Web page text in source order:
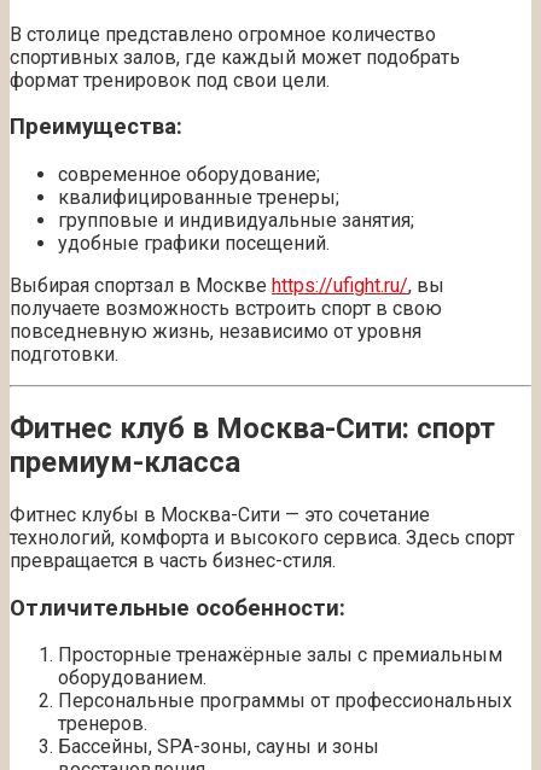
В столице представлено огромное количество
спортивных залов, где каждый может подобрать
формат тренировок под свои цели.
Преимущества:
современное оборудование;
квалифицированные тренеры;
групповые и индивидуальные занятия;
удобные графики посещений.
Выбирая спортзал в Москве https://ufight.ru/, вы
получаете возможность встроить спорт в свою
повседневную жизнь, независимо от уровня
подготовки.
Фитнес клуб в Москва-Сити: спорт
премиум-класса
Фитнес клубы в Москва-Сити — это сочетание
технологий, комфорта и высокого сервиса. Здесь спорт
превращается в часть бизнес-стиля.
Отличительные особенности:
Просторные тренажёрные залы с премиальным
оборудованием.
Персональные программы от профессиональных
тренеров.
Бассейны, SPA-зоны, сауны и зоны